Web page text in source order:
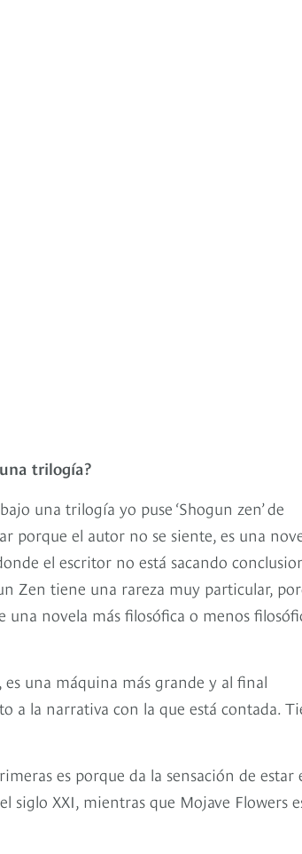
trilogía?
una trilogía yo puse ‘Shogun zen’ de
porque el autor no se siente, es una
el escritor no está sacando
Zen tiene una rareza muy particular,
una novela más filosófica o menos
es una máquina más grande y al final
a la narrativa con la que está contada.
es porque da la sensación de estar
siglo XXI, mientras que Mojave Flowers